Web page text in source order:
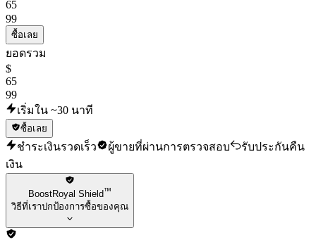
65
99
ซื้อเลย
ยอดรวม
$
65
99
เริ่มใน ~30 นาที
ซื้อเลย
ชำระเงินรวดเร็ว ผู้ขายที่ผ่านการตรวจสอบ
รับประกันคืน
เงิน
BoostRoyal Shield™
วิธีที่เราปกป้องการซื้อของคุณ